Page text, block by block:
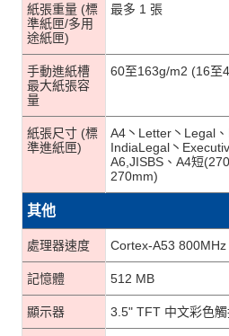
紙張重量 (標
準紙匣/多用
途紙匣)
最多 1 張
手動進紙槽
最大紙張容
量
60至163g/m2 (16至
紙張尺寸 (標
準進紙匣)
A4丶Letter丶Legal
IndiaLegal丶
A6,JISBS、A4短
270mm)
其他
處理器速度 Cortex-A53 800MHz
記憶體 512 MB
顯示器 3.5" TFT 中文彩色